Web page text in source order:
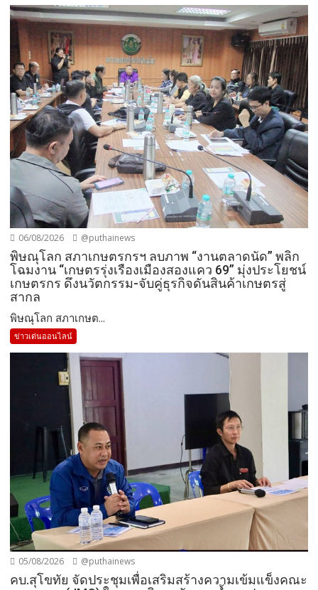
06/08/2026 @puthainews
พิษณุโลก สภาเกษตรกรฯ ลบภาพ “งานตลาดนัด” พลิก
โฉมงาน “เกษตรรุ่งเรืองเมืองสองแคว 69” มุ่งประโยชน์
เกษตรกร ดึงนวัตกรรม-จับคู่ธุรกิจดันสินค้าเกษตรสู่
สากล
พิษณุโลก สภาเกษต...
ข่าวเด่นออนไลน์
05/08/2026 @puthainews
คบ.สุโขทัย จัดประชุมเพื่อเสริมสร้างความเข้มแข็งคณะ